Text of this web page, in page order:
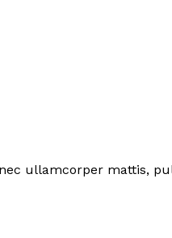
ullamcorper mattis,